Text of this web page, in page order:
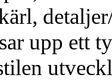
upp ett